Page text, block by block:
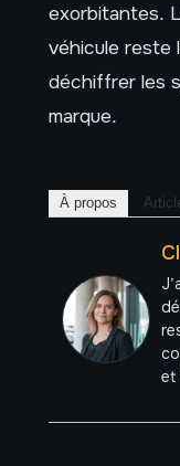
exorbitantes.
véhicule reste
déchiffrer les
marque.
À propos
et